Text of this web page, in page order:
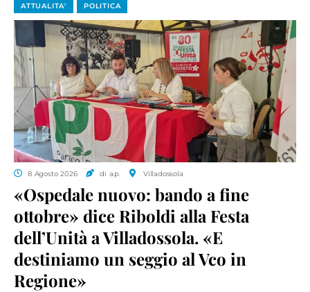
ATTUALITA' POLITICA
8 Agosto 2026 di a.p. Villadossola
«Ospedale nuovo: bando a fine
ottobre» dice Riboldi alla Festa
dell’Unità a Villadossola. «E
destiniamo un seggio al Vco in
Regione»